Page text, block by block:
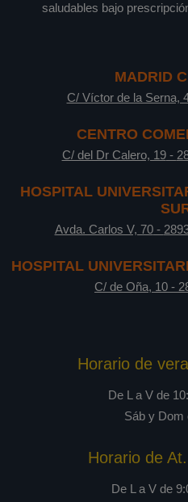
saludables bajo
MADRID
C/ Víctor de la Serna,
CENTRO
C/ del Dr Calero, 19-
HOSPITAL
Avda. Carlos V, 70-
HOSPITAL
C/ de Oña, 10 -
Horario de
De L a V de
Sáb y Dom
Horario de
De L a V de